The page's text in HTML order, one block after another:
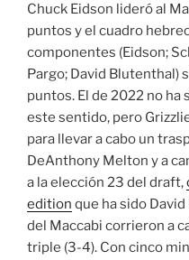
Chuck Eidson lideró al
puntos y el cuadro
componentes (Eidson;
Pargo; David Blutenthal)
puntos. El de 2022 no ha
este sentido, pero
para llevar a cabo un
DeAnthony Melton y a
a la elección 23 del draft,
edition que ha sido
del Maccabi corrieron a
triple (3-4). Con cinco